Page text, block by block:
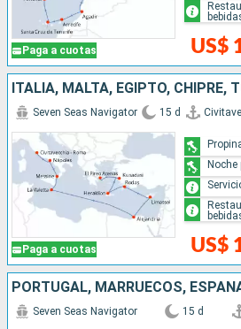
Paga a cuotas US$
Paga a cuotas
Seven Seas Navigator 15 d
US$
PORTUGAL, MARRUECOS,
Seven Seas Navigator 15 d